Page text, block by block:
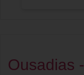
Ousadias -